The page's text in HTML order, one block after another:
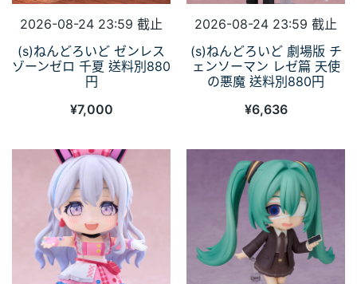
2026-08-24 23:59 截止
(s)ねんどろいど ゼンレス
ゾーンゼロ 千夏 送料別880
円
¥7,000
2026-08-24 23:59 截止
(s)ねんどろいど 劇場版 チ
ェンソーマン レゼ篇 天使
の悪魔 送料別880円
¥6,636